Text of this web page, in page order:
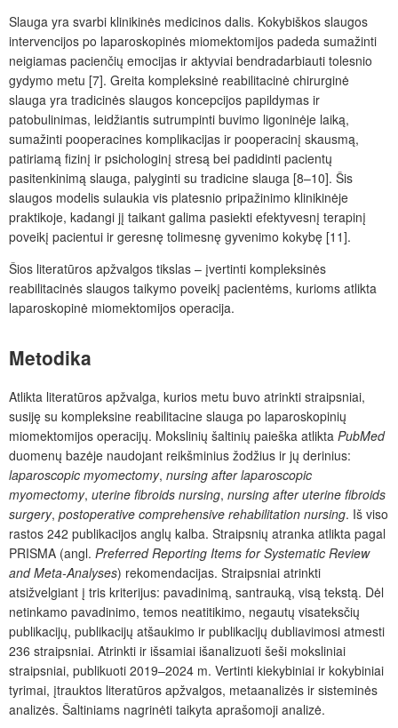
Slauga yra svarbi klinikinės medicinos dalis. Kokybiškos slaugos
intervencijos po laparoskopinės miomektomijos padeda sumažinti
neigiamas pacienčių emocijas ir aktyviai bendradarbiauti tolesnio
gydymo metu [7]. Greita kompleksinė reabilitacinė chirurginė
slauga yra tradicinės slaugos koncepcijos papildymas ir
patobulinimas, leidžiantis sutrumpinti buvimo ligoninėje laiką,
sumažinti pooperacines komplikacijas ir pooperacinį skausmą,
patiriamą fizinį ir psichologinį stresą bei padidinti pacientų
pasitenkinimą slauga, palyginti su tradicine slauga [8–10]. Šis
slaugos modelis sulaukia vis platesnio pripažinimo klinikinėje
praktikoje, kadangi jį taikant galima pasiekti efektyvesnį terapinį
poveikį pacientui ir geresnę tolimesnę gyvenimo kokybę [11].
Šios literatūros apžvalgos tikslas – įvertinti kompleksinės
reabilitacinės slaugos taikymo poveikį pacientėms, kurioms atlikta
laparoskopinė miomektomijos operacija.
Metodika
Atlikta literatūros apžvalga, kurios metu buvo atrinkti straipsniai,
susiję su kompleksine reabilitacine slauga po laparoskopinių
miomektomijos operacijų. Mokslinių šaltinių paieška atlikta PubMed
duomenų bazėje naudojant reikšminius žodžius ir jų derinius:
laparoscopic myomectomy, nursing after laparoscopic
myomectomy, uterine fibroids nursing, nursing after uterine fibroids
surgery, postoperative comprehensive rehabilitation nursing. Iš viso
rastos 242 publikacijos anglų kalba. Straipsnių atranka atlikta pagal
PRISMA (angl. Preferred Reporting Items for Systematic Review
and Meta-Analyses) rekomendacijas. Straipsniai atrinkti
atsižvelgiant į tris kriterijus: pavadinimą, santrauką, visą tekstą. Dėl
netinkamo pavadinimo, temos neatitikimo, negautų visateksčių
publikacijų, publikacijų atšaukimo ir publikacijų dubliavimosi atmesti
236 straipsniai. Atrinkti ir išsamiai išanalizuoti šeši moksliniai
straipsniai, publikuoti 2019–2024 m. Vertinti kiekybiniai ir kokybiniai
tyrimai, įtrauktos literatūros apžvalgos, metaanalizės ir sisteminės
analizės. Šaltiniams nagrinėti taikyta aprašomoji analizė.